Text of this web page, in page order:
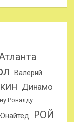
Валерий
Динамо
Роналду
РОЙ